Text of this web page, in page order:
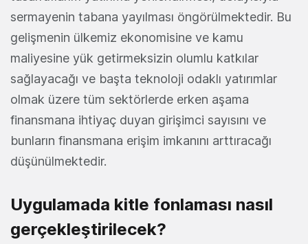
sermayenin tabana yayılması öngörülmektedir. Bu
gelişmenin ülkemiz ekonomisine ve kamu
maliyesine yük getirmeksizin olumlu katkılar
sağlayacağı ve başta teknoloji odaklı yatırımlar
olmak üzere tüm sektörlerde erken aşama
finansmana ihtiyaç duyan girişimci sayısını ve
bunların finansmana erişim imkanını arttıracağı
düşünülmektedir.
Uygulamada kitle fonlaması nasıl
gerçekleştirilecek?